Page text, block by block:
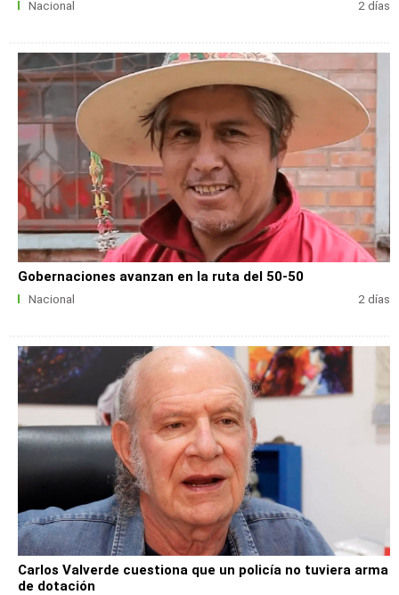
Nacional 2 días
Gobernaciones avanzan en la ruta del 50-50
Nacional 2 días
Carlos Valverde cuestiona que un policía no tuviera arma
de dotación